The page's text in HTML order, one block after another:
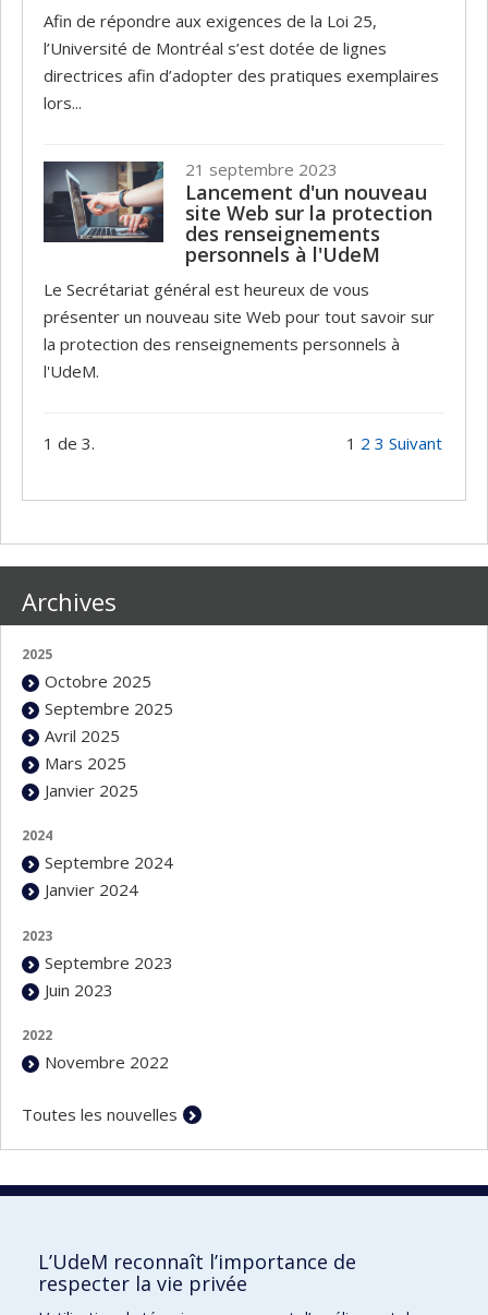
Afin de répondre aux exigences de la Loi 25,
l’Université de Montréal s’est dotée de lignes
directrices afin d’adopter des pratiques exemplaires
lors...
21 septembre 2023
Lancement d'un nouveau
site Web sur la protection
des renseignements
personnels à l'UdeM
Le Secrétariat général est heureux de vous
présenter un nouveau site Web pour tout savoir sur
la protection des renseignements personnels à
l'UdeM.
1 de 3. 1 2 3 Suivant
Archives
2025
Octobre 2025
Septembre 2025
Avril 2025
Mars 2025
Janvier 2025
2024
Septembre 2024
Janvier 2024
2023
Septembre 2023
Juin 2023
2022
Novembre 2022
Toutes les nouvelles
Nous joindre
L’UdeM reconnaît l’importance de
respecter la vie privée